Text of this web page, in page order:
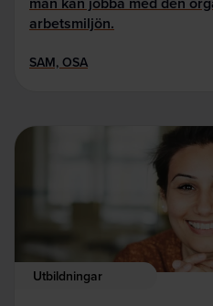
arbetsmiljön.
SAM, OSA
Utbildningar